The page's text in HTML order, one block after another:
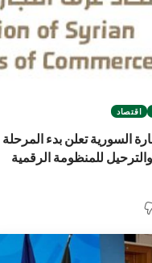
اقتصاد
السورية تعلن بدء المرحلة
والترحيل للمنظومة الرقمية